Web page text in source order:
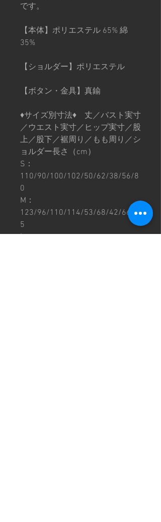
です。
【本体】ポリエステル 65% 綿
35%
【ショルダー】ポリエステル
【ボタン・金具】真鍮
♦︎サイズ別寸法♦︎ 丈／バスト実寸
／ウエスト実寸／ヒップ実寸／股
上／股下／裾周り／もも周り／シ
ョルダー長さ（cm）
S：
110/90/100/102/50/62/38/56/8
0
M：
123/96/110/114/53/68/42/66/8
5
L：